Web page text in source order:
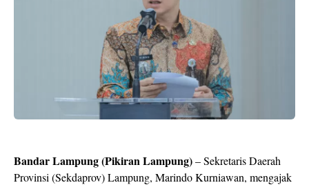
Bandar Lampung (Pikiran Lampung)– Sekretaris Daerah
Provinsi (Sekdaprov) Lampung, Marindo Kurniawan, mengajak